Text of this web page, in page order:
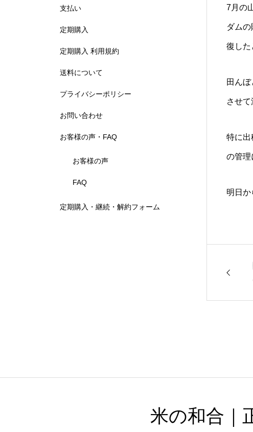
7月の
ダム
復した
田ん
させ
特に出
の管理
明日か
支払い
定期購入
定期購入 利用規約
送料について
プライバシーポリシー
お問い合わせ
お客様の声・FAQ
お客様の声
FAQ
定期購入・継続・解約フォーム
米の和合｜